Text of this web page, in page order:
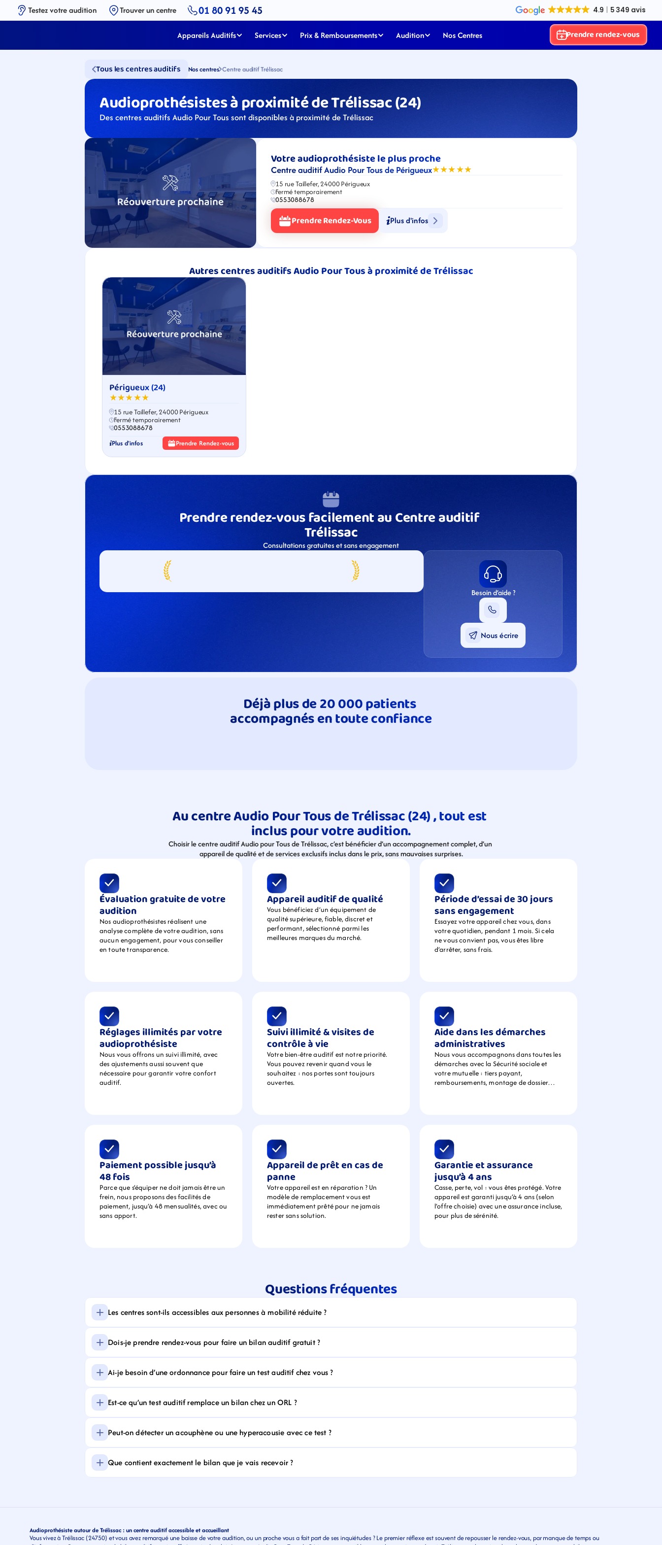
Testez votre audition Trouver un centre 01 80 91 95 45
Appareils Auditifs Services Prix & Remboursements Audition Nos Centres Prendre rendez-vous
Tous les centres auditifs Nos centres Centre auditif Trélissac
Audioprothésistes à proximité de Trélissac (24)
Des centres auditifs Audio Pour Tous sont disponibles à proximité de Trélissac
Votre audioprothésiste le plus proche
Centre auditif Audio Pour Tous de Périgueux★★★★★
15 rue Taillefer, 24000 Périgueux
Fermé temporairement
0553088678
Prendre Rendez-Vous Plus d'infos
Autres centres auditifs Audio Pour Tous à proximité de Trélissac
Périgueux (24)
★★★★★
15 rue Taillefer, 24000 Périgueux
Fermé temporairement
0553088678
Plus d'infos Prendre Rendez-vous
Prendre rendez-vous facilement au Centre auditif
Trélissac
Consultations gratuites et sans engagement
Besoin d’aide ?
Nous écrire
Déjà plus de 20 000 patients
accompagnés en toute confiance
Au centre Audio Pour Tous de Trélissac (24) , tout est
inclus pour votre audition.
Choisir le centre auditif Audio pour Tous de Trélissac, c’est bénéficier d’un accompagnement complet, d’un
appareil de qualité et de services exclusifs inclus dans le prix, sans mauvaises surprises.
Évaluation gratuite de votre
audition
Nos audioprothésistes réalisent une
analyse complète de votre audition, sans
aucun engagement, pour vous conseiller
en toute transparence.
Appareil auditif de qualité
Vous bénéficiez d’un équipement de
qualité supérieure, fiable, discret et
performant, sélectionné parmi les
meilleures marques du marché.
Période d’essai de 30 jours
sans engagement
Essayez votre appareil chez vous, dans
votre quotidien, pendant 1 mois. Si cela
ne vous convient pas, vous êtes libre
d’arrêter, sans frais.
Réglages illimités par votre
audioprothésiste
Nous vous offrons un suivi illimité, avec
des ajustements aussi souvent que
nécessaire pour garantir votre confort
auditif.
Suivi illimité & visites de
contrôle à vie
Votre bien-être auditif est notre priorité.
Vous pouvez revenir quand vous le
souhaitez : nos portes sont toujours
ouvertes.
Aide dans les démarches
administratives
Nous vous accompagnons dans toutes les
démarches avec la Sécurité sociale et
votre mutuelle : tiers payant,
remboursements, montage de dossier…
Paiement possible jusqu’à
48 fois
Parce que s’équiper ne doit jamais être un
frein, nous proposons des facilités de
paiement, jusqu’à 48 mensualités, avec ou
sans apport.
Appareil de prêt en cas de
panne
Votre appareil est en réparation ? Un
modèle de remplacement vous est
immédiatement prêté pour ne jamais
rester sans solution.
Garantie et assurance
jusqu’à 4 ans
Casse, perte, vol : vous êtes protégé. Votre
appareil est garanti jusqu’à 4 ans (selon
l’offre choisie) avec une assurance incluse,
pour plus de sérénité.
Questions fréquentes
Les centres sont-ils accessibles aux personnes à mobilité réduite ?
Dois-je prendre rendez-vous pour faire un bilan auditif gratuit ?
Ai-je besoin d’une ordonnance pour faire un test auditif chez vous ?
Est-ce qu’un test auditif remplace un bilan chez un ORL ?
Peut-on détecter un acouphène ou une hyperacousie avec ce test ?
Que contient exactement le bilan que je vais recevoir ?
Audioprothésiste autour de Trélissac : un centre auditif accessible et accueillant
Vous vivez à Trélissac (24750) et vous avez remarqué une baisse de votre audition, ou un proche vous a fait part de ses inquiétudes ? Le premier réflexe est souvent de repousser le rendez-vous, par manque de temps ou